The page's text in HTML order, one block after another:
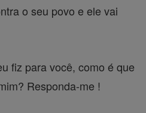
o seu povo e ele vai
fiz para você, como é que
Responda-me !